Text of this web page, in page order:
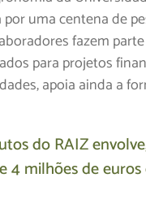
uma centena de
fazem
para projetos
apoia ainda a
do RAIZ
4 milhões de